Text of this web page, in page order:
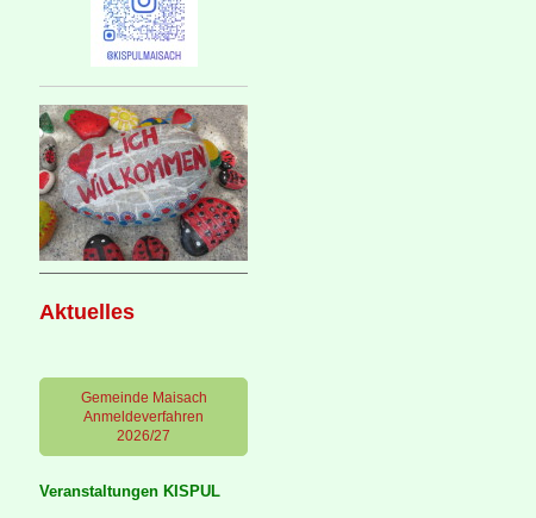
Aktuelles
Gemeinde Maisach
Anmeldeverfahren
2026/27
Veranstaltungen KISPUL